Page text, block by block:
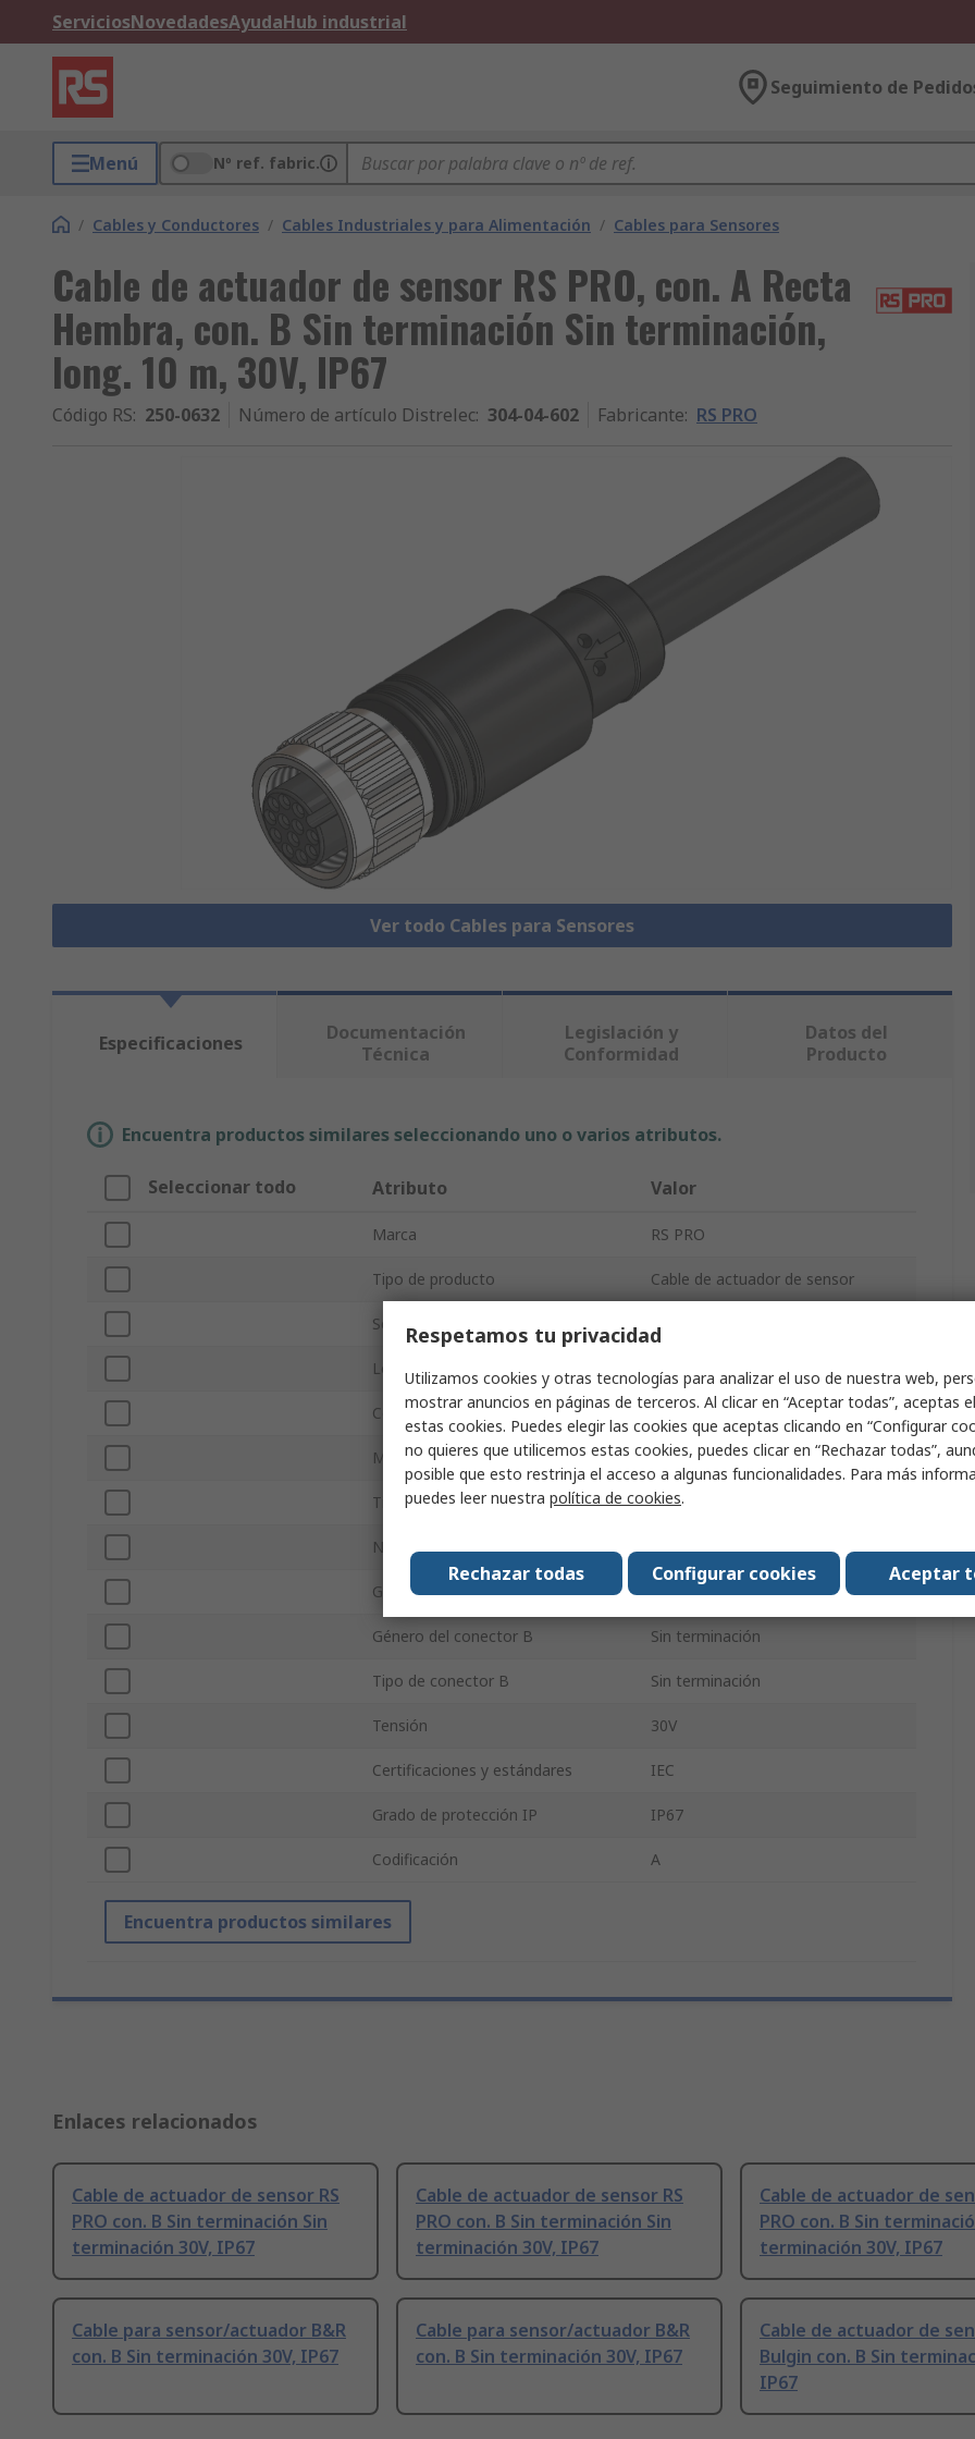
ServiciosNovedadesAyudaHub industrial
Seguimiento de
Menú Nº ref. fabric.
/ Cables y Conductores / Cables Industriales y para Alimentación / Cables para Sensores
Cable de actuador de sensor RS PRO, con. A Recta
Hembra, con. B Sin terminación Sin terminación,
long. 10 m, 30V, IP67
Código RS: 250-0632 Número de artículo Distrelec: 304-04-602 Fabricante: RS PRO
Ver todo Cables para Sensores
Especificaciones
Documentación
Técnica
Legislación y
Conformidad
Datos del
Producto
Encuentra productos similares seleccionando uno o varios atributos.
Seleccionar todo Atributo Valor
Marca RS PRO
Tipo de producto Cable de actuador de sensor
Serie CBF12
Longitud del cable 10m
Color de la cubierta Negro
Material de la cubierta Poliuretano
Tipo de conector A Recta
Número de contactos A 12
Género del conector A Hembra
Género del conector B Sin terminación
Tipo de conector B Sin terminación
Tensión 30V
Certificaciones y estándares IEC
Grado de protección IP IP67
Codificación A
Encuentra productos similares
Enlaces relacionados
Cable de actuador de sensor RS
PRO con. B Sin terminación Sin
terminación 30V, IP67
Cable de actuador de sensor RS
PRO con. B Sin terminación Sin
terminación 30V, IP67
Cable de actuador de
PRO con. B Sin
terminación 30V, IP67
Cable para sensor/actuador B&R
con. B Sin terminación 30V, IP67
Cable para sensor/actuador B&R
con. B Sin terminación 30V, IP67
Cable de actuador de
Bulgin con. B Sin
IP67
Respetamos tu privacidad
Utilizamos cookies y otras tecnologías para analizar el uso de nuestra web,
mostrar anuncios en páginas de terceros. Al clicar en “Aceptar todas”, aceptas
estas cookies. Puedes elegir las cookies que aceptas clicando en “Configurar
no quieres que utilicemos estas cookies, puedes clicar en “Rechazar todas”,
posible que esto restrinja el acceso a algunas funcionalidades. Para más
puedes leer nuestra política de cookies.
Aceptar
Configurar cookies
Rechazar todas